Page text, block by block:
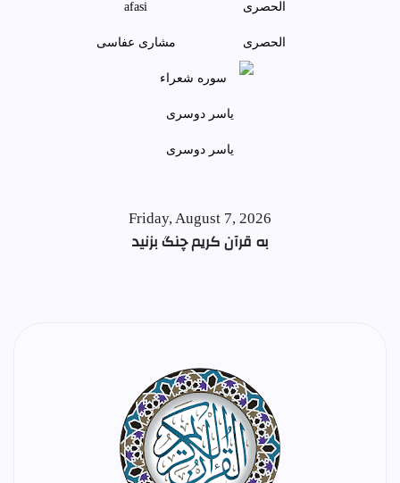
الحصری مشاری عفاسی
ياسر دوسری
Friday, August 7, 2026
به قرآن کریم چنگ بزنید